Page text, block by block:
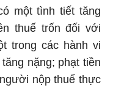
một tình tiết tăng
thuế trốn đối với
trong các hành vi
nặng; phạt tiền
nộp thuế thực